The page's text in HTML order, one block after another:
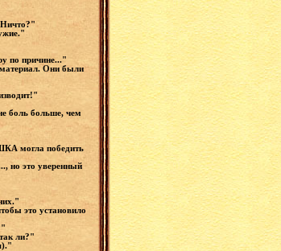
Ничто?"
по причине..."
Они были
боль больше, чем
могла победить
но это уверенный
это установило
ли?"